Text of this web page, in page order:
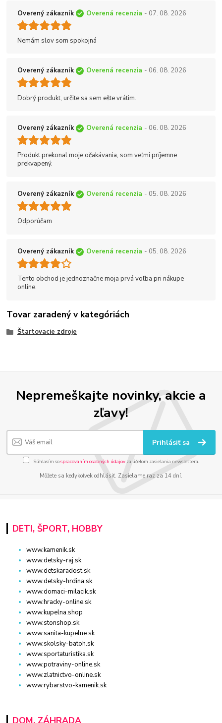
Overený zákazník Overená recenzia - 07. 08. 2026
Nemám slov som spokojná
Overený zákazník Overená recenzia - 06. 08. 2026
Dobrý produkt, určite sa sem ešte vrátim.
Overený zákazník Overená recenzia - 06. 08. 2026
Produkt prekonal moje očakávania, som veľmi príjemne
prekvapený.
Overený zákazník Overená recenzia - 05. 08. 2026
Odporúčam
Overený zákazník Overená recenzia - 05. 08. 2026
Tento obchod je jednoznačne moja prvá voľba pri nákupe
online.
Tovar zaradený v kategóriách
Štartovacie zdroje
Nepremeškajte novinky, akcie a
zľavy!
Prihlásiť sa
Súhlasím sospracovaním osobných údajov za účelom zasielania newslettera.
Môžete sa kedykoľvek odhlásiť. Zasielame raz za 14 dní.
DETI, ŠPORT, HOBBY
www.kamenik.sk
www.detsky-raj.sk
www.detskaradost.sk
www.detsky-hrdina.sk
www.domaci-milacik.sk
www.hracky-online.sk
www.kupelna.shop
www.stonshop.sk
www.sanita-kupelne.sk
www.skolsky-batoh.sk
www.sportaturistika.sk
www.potraviny-online.sk
www.zlatnictvo-online.sk
www.rybarstvo-kamenik.sk
DOM, ZÁHRADA